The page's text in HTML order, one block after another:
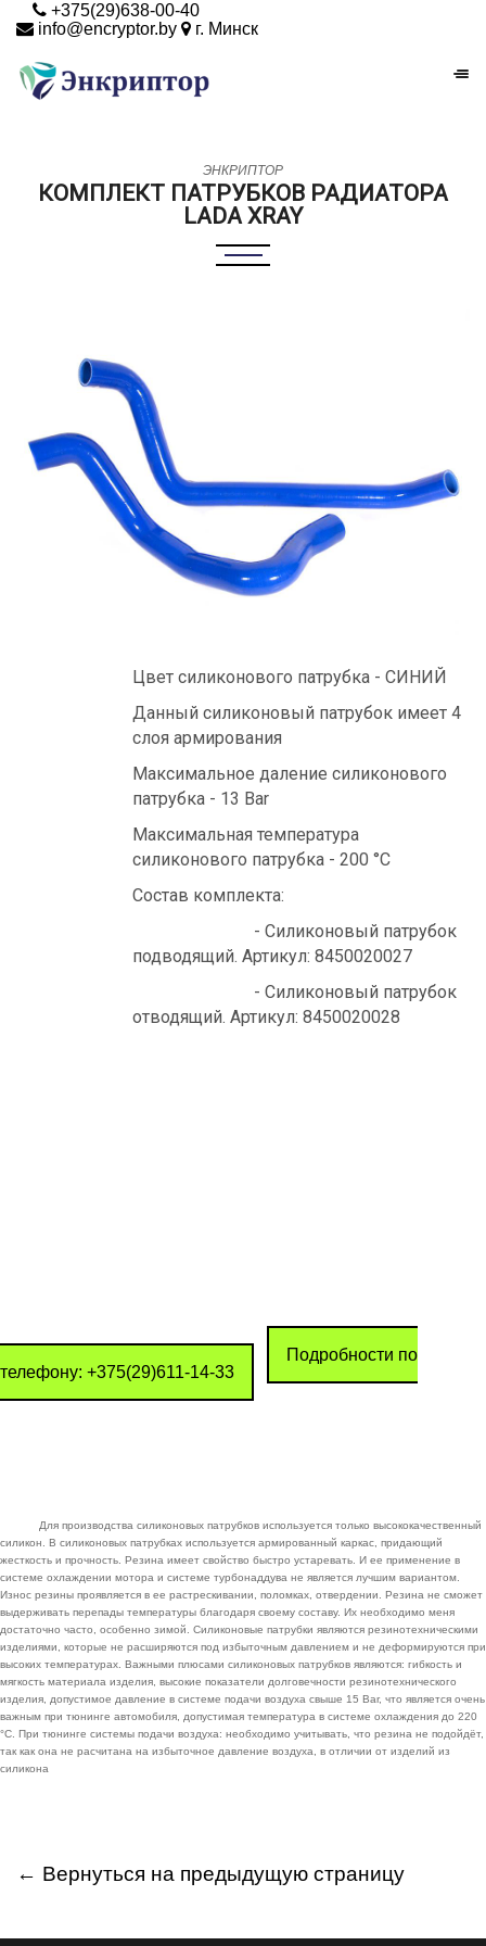
+375(29)638-00-40
info@encryptor.by
г. Минск
ЭНКРИПТОР
КОМПЛЕКТ ПАТРУБКОВ РАДИАТОРА
LADA XRAY
Цвет силиконового патрубка - СИНИЙ
Данный силиконовый патрубок имеет 4
слоя армирования
Максимальное даление силиконового
патрубка - 13 Bar
Максимальная температура
силиконового патрубка - 200 °C
Состав комплекта:
- Cиликоновый патрубок
подводящий. Артикул: 8450020027
- Cиликоновый патрубок
отводящий. Артикул: 8450020028
Подробности по
телефону: +375(29)611-14-33
Для производства силиконовых патрубков используется только высококачественный
силикон. В силиконовых патрубках используется армированный каркас, придающий
жесткость и прочность. Резина имеет свойство быстро устаревать. И ее применение в
системе охлаждении мотора и системе турбонаддува не является лучшим вариантом.
Износ резины проявляется в ее растрескивании, поломках, отвердении. Резина не сможет
выдерживать перепады температуры благодаря своему составу. Их необходимо меня
достаточно часто, особенно зимой. Силиконовые патрубки являются резинотехническими
изделиями, которые не расширяются под избыточным давлением и не деформируются при
высоких температурах. Важными плюсами силиконовых патрубков являются: гибкость и
мягкость материала изделия, высокие показатели долговечности резинотехнического
изделия, допустимое давление в системе подачи воздуха свыше 15 Bar, что является очень
важным при тюнинге автомобиля, допустимая температура в системе охлаждения до 220
°C. При тюнинге системы подачи воздуха: необходимо учитывать, что резина не подойдёт,
так как она не расчитана на избыточное давление воздуха, в отличии от изделий из
силикона
← Вернуться на предыдущую страницу